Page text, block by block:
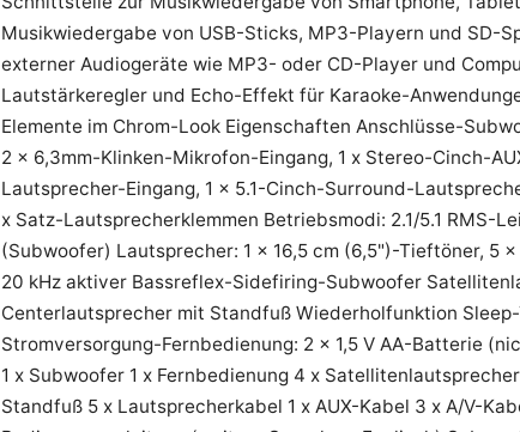
Musikwiedergabe von USB-Sticks, MP3-Playern und SD-
externer Audiogeräte wie MP3- oder CD-Player und
Lautstärkeregler und Echo-Effekt für Karaoke-
Elemente im Chrom-Look Eigenschaften Anschlüsse-
2 x 6,3mm-Klinken-Mikrofon-Eingang, 1 x Stereo-Cinch-
Lautsprecher-Eingang, 1 x 5.1-Cinch-Surround-
x Satz-Lautsprecherklemmen Betriebsmodi: 2.1/5.1 RMS-
(Subwoofer) Lautsprecher: 1 x 16,5 cm (6,5")-Tieftöner, 5
20 kHz aktiver Bassreflex-Sidefiring-Subwoofer
Centerlautsprecher mit Standfuß Wiederholfunktion
Stromversorgung-Fernbedienung: 2 x 1,5 V AA-Batterie
1 x Subwoofer 1 x Fernbedienung 4 x
Standfuß 5 x Lautsprecherkabel 1 x AUX-Kabel 3 x A/V-